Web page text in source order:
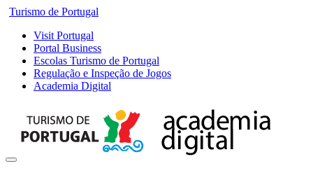
Turismo de Portugal
Visit Portugal
Portal Business
Escolas Turismo de Portugal
Regulação e Inspeção de Jogos
Academia Digital